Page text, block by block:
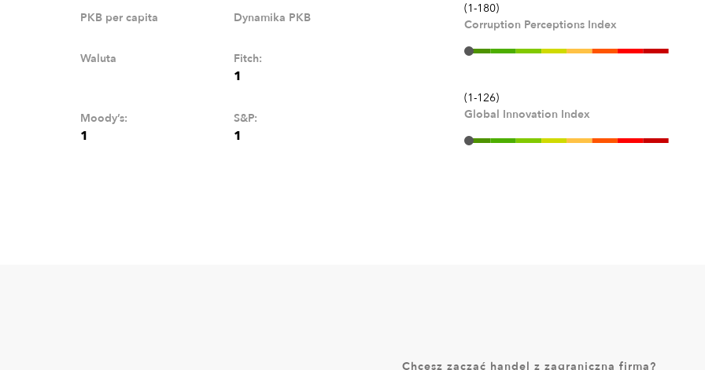
PKB per capita Dynamika PKB
Waluta
1
Fitch:
1
Moody’s:
1
S&P:
(1-180)
Corruption Perceptions Index
(1-126)
Global Innovation Index
Chcesz zacząć handel z zagraniczną firmą?